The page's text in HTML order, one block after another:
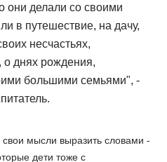
они делали со своими
в путешествие, на дачу,
несчастьях,
о днях рождения,
большими семьями", -
свои мысли выразить словами -
дети тоже с